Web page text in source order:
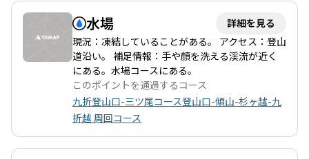
には美味しいグルメスポットも点在しています。傾山の魅力は、
自然の美しさと登山の達成感を同時に味わえるところにありま
す。ぜひ、挑戦してみてください。
水場
詳細を見る
現況：凍結していることがある。 アクセス：登山
道沿い。 補足情報：手や顔を洗える渓流が近く
にある。水場コースにある。
このポイントを通過するコース
九折登山口-三ツ尾コース登山口-傾山-杉ヶ越-九
折越 周回コース